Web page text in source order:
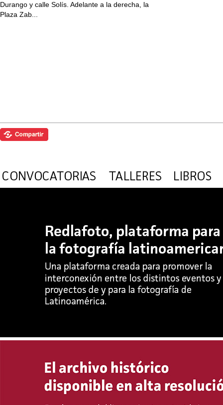
Durango y calle Solís. Adelante a la derecha, la
Plaza Zab...